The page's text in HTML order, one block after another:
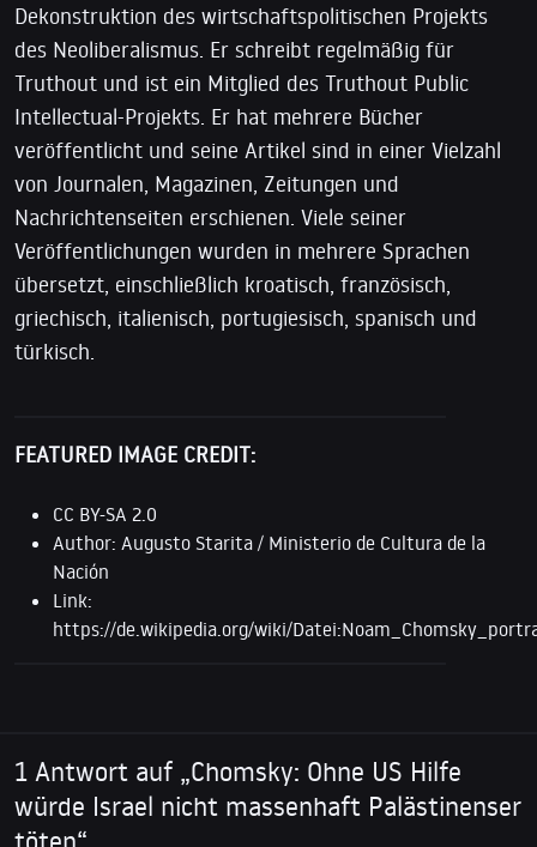
Dekonstruktion des wirtschaftspolitischen Projekts
des Neoliberalismus. Er schreibt regelmäßig für
Truthout und ist ein Mitglied des Truthout Public
Intellectual-Projekts. Er hat mehrere Bücher
veröffentlicht und seine Artikel sind in einer Vielzahl
von Journalen, Magazinen, Zeitungen und
Nachrichtenseiten erschienen. Viele seiner
Veröffentlichungen wurden in mehrere Sprachen
übersetzt, einschließlich kroatisch, französisch,
griechisch, italienisch, portugiesisch, spanisch und
türkisch.
FEATURED IMAGE CREDIT:
CC BY-SA 2.0
Author: Augusto Starita / Ministerio de Cultura de la
Nación
Link:
https://de.wikipedia.org/wiki/
1 Antwort auf „Chomsky: Ohne US Hilfe
würde Israel nicht massenhaft Palästinenser